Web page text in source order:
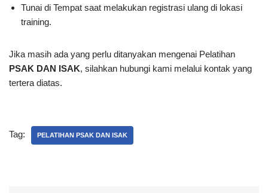
Tunai di Tempat saat melakukan registrasi ulang di lokasi
training.
Jika masih ada yang perlu ditanyakan mengenai Pelatihan
PSAK DAN ISAK, silahkan hubungi kami melalui kontak yang
tertera diatas.
Tag: PELATIHAN PSAK DAN ISAK